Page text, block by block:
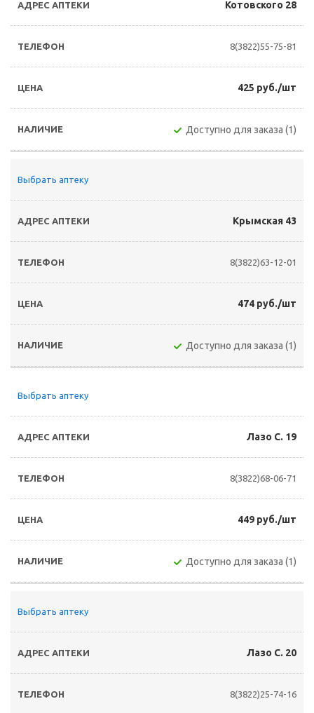
Котовского 28
8(3822)55-75-81
425 руб./шт
Доступно для заказа (1)
Выбрать аптеку
Крымская 43
8(3822)63-12-01
474 руб./шт
Доступно для заказа (1)
Выбрать аптеку
Лазо С. 19
8(3822)68-06-71
449 руб./шт
Доступно для заказа (1)
Выбрать аптеку
Лазо С. 20
8(3822)25-74-16